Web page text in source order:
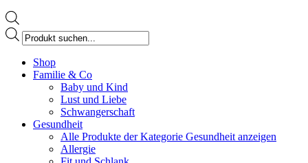
Products
search
page
opens
Shop
Familie & Co
Baby und Kind
Lust und Liebe
Schwangerschaft
Gesundheit
Alle Produkte der Kategorie Gesundheit anzeigen
Allergie